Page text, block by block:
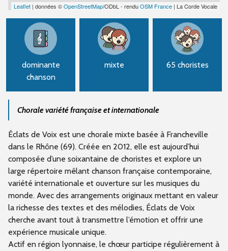
Leaflet | données ©OpenStreetMap/ODbL - renduOSM France | La Corde Vocale
dominante
chanson
mixte 65 choristes
Chorale variété française et internationale
Éclats de Voix est une chorale mixte basée à Francheville
dans le Rhône (69). Créée en 2012, elle est aujourd’hui
composée d’une soixantaine de choristes et explore un
large répertoire mêlant chanson française contemporaine,
variété internationale et ouverture sur les musiques du
monde. Avec des arrangements originaux mettant en valeur
la richesse des textes et des mélodies, Éclats de Voix
cherche avant tout à transmettre l’émotion et offrir une
expérience musicale unique.
Actif en région lyonnaise, le chœur participe régulièrement à